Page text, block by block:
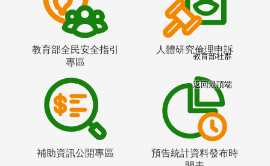
教育部全民安全指引
專區
人體研究倫理申訴
補助資訊公開專區
預告統計資料發布時
教育部社群
返回最頂端